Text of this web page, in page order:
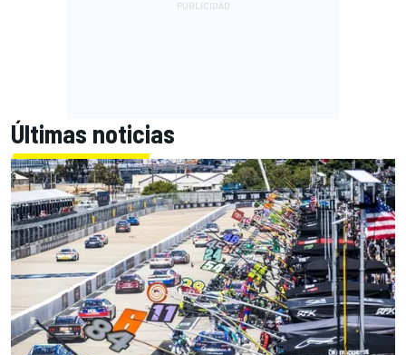
Últimas noticias